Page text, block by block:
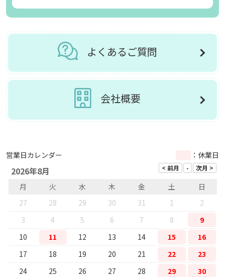
よくあるご質問
会社概要
営業日カレンダー ：休業日
2026年8月
月 火 水 木 金 土
日
27
28 29 30 31 1
2
3
4 5 6 7 8
9
10
11 12 13 14 15
16
17
18 19 20 21 22
23
24
25 26 27 28 29
30